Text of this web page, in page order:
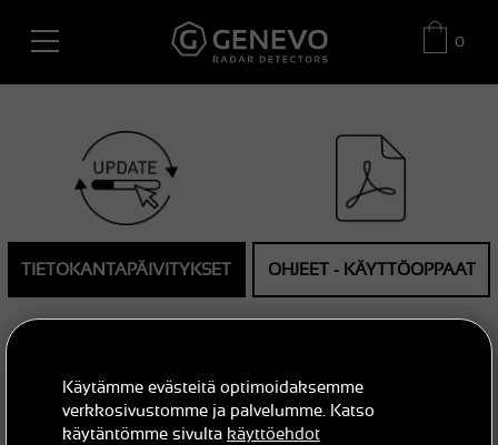
Käytämme evästeitä optimoidaksemme
verkkosivustomme ja palvelumme. Katso
käytäntömme sivulta käyttöehdot
0
TIETOKANTAPÄIVITYKSET OHJEET - KÄYTTÖOPPAAT